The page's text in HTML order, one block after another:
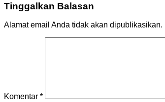
Tinggalkan Balasan
Alamat email Anda tidak akan dipublikasikan.
Komentar *